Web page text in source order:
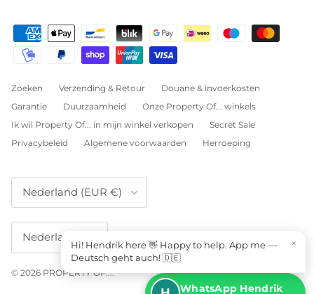
×
Hi! Hendrik here 👋 Happy to help. App me —
Deutsch geht auch! 🇩🇪
WhatsApp Hendrik
Zoeken Verzending & Retour
Douane & invoerkosten
Garantie
Duurzaamheid
Onze Property Of... winkels
Ik wil Property Of... in mijn winkel verkopen
Secret Sale
Privacybeleid
Algemene voorwaarden Herroeping
Land/Regio
Nederland (EUR €)
Taal
Nederlands
© 2026 PROPERTY OF....